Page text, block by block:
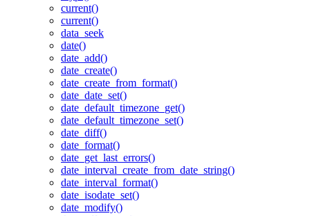
current()
current()
data_seek
date()
date_add()
date_create()
date_create_from_format()
date_date_set()
date_default_timezone_get()
date_default_timezone_set()
date_diff()
date_format()
date_get_last_errors()
date_interval_create_from_date_string()
date_interval_format()
date_isodate_set()
date_modify()